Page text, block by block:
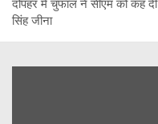
दोपहर में चुफाल ने सीएम को कह
सिंह जीना